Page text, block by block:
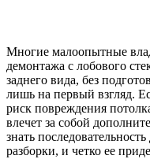
Многие малоопытные
демонтажа с лобового
заднего вида, без
лишь на первый взгляд.
риск повреждения
влечет за собой
знать
разборки, и четко ее